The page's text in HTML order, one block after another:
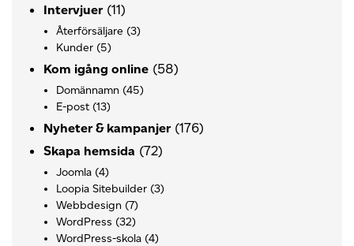
Intervjuer (11)
Återförsäljare (3)
Kunder (5)
Kom igång online (58)
Domännamn (45)
E-post (13)
Nyheter & kampanjer (176)
Skapa hemsida (72)
Joomla (4)
Loopia Sitebuilder (3)
Webbdesign (7)
WordPress (32)
WordPress-skola (4)